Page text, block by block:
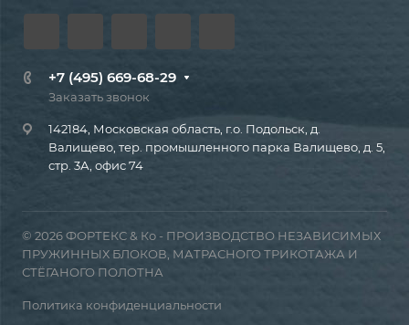
+7 (495) 669-68-29
Заказать звонок
142184, Московская область, г.о. Подольск, д.
Валищево, тер. промышленного парка Валищево, д. 5,
стр. 3А, офис 74
© 2026 ФОРТЕКС & Ко - ПРОИЗВОДСТВО НЕЗАВИСИМЫХ
ПРУЖИННЫХ БЛОКОВ, МАТРАСНОГО ТРИКОТАЖА И
СТЁГАНОГО ПОЛОТНА
Политика конфиденциальности